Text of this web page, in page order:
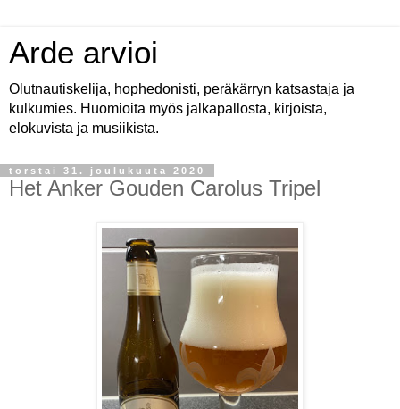
Arde arvioi
Olutnautiskelija, hophedonisti, peräkärryn katsastaja ja
kulkumies. Huomioita myös jalkapallosta, kirjoista,
elokuvista ja musiikista.
torstai 31. joulukuuta 2020
Het Anker Gouden Carolus Tripel